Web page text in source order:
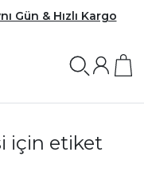
Gün & Hızlı Kargo
için etiket